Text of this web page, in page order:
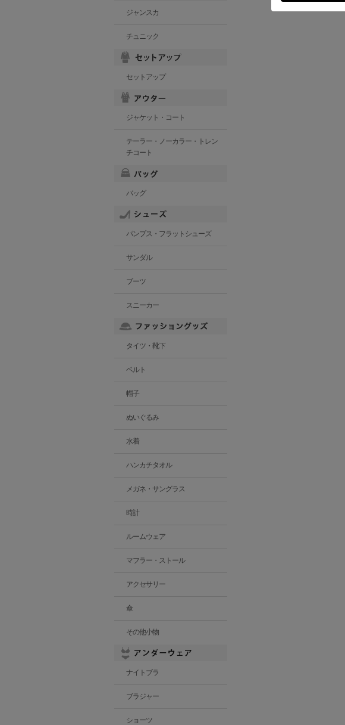
ジャンスカ
チュニック
セットアップ
ジャケット・コート
テーラー・ノーカラー・トレン
チコート
バッグ
パンプス・フラットシューズ
サンダル
ブーツ
スニーカー
タイツ・靴下
ベルト
帽子
ぬいぐるみ
水着
ハンカチタオル
メガネ・サングラス
時計
ルームウェア
マフラー・ストール
アクセサリー
傘
その他小物
ナイトブラ
ブラジャー
ショーツ